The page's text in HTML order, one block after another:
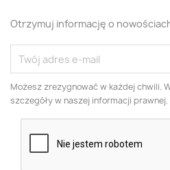
Otrzymuj informację o
Możesz zrezygnować w każdej chwili.
szczegóły w naszej informacji prawnej.